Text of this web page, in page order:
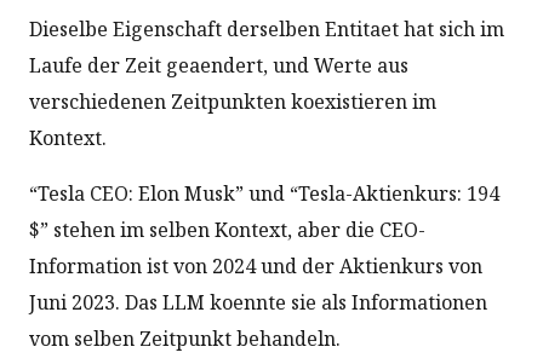
Dieselbe Eigenschaft derselben Entitaet hat sich im
Laufe der Zeit geaendert, und Werte aus
verschiedenen Zeitpunkten koexistieren im
Kontext.
“Tesla CEO: Elon Musk” und “Tesla-Aktienkurs: 194
$” stehen im selben Kontext, aber die CEO-
Information ist von 2024 und der Aktienkurs von
Juni 2023. Das LLM koennte sie als Informationen
vom selben Zeitpunkt behandeln.